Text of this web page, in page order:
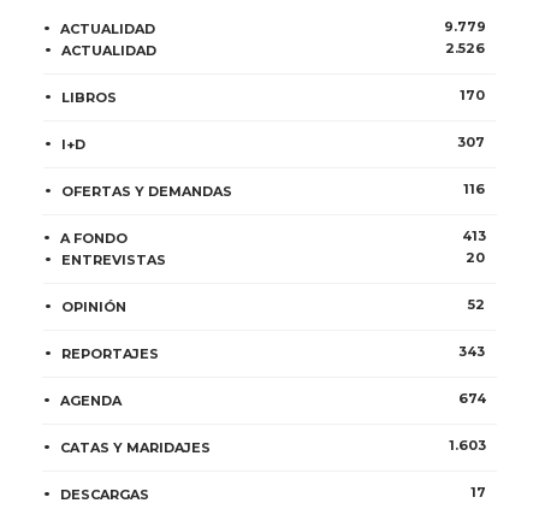
ACTUALIDAD
9.779
ACTUALIDAD
2.526
LIBROS 170
I+D 307
OFERTAS Y DEMANDAS 116
A FONDO
413
ENTREVISTAS
20
OPINIÓN 52
REPORTAJES 343
AGENDA 674
CATAS Y MARIDAJES 1.603
DESCARGAS 17